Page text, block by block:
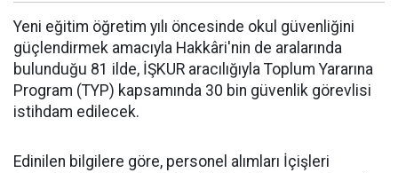
Yeni eğitim öğretim yılı öncesinde okul güvenliğini
güçlendirmek amacıyla Hakkâri'nin de aralarında
bulunduğu 81 ilde, İŞKUR aracılığıyla Toplum Yararına
Program (TYP) kapsamında 30 bin güvenlik görevlisi
istihdam edilecek.
Edinilen bilgilere göre, personel alımları İçişleri